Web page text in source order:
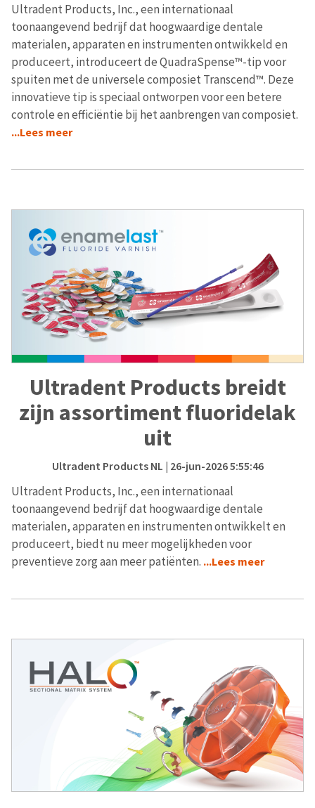
Ultradent Products, Inc., een internationaal
toonaangevend bedrijf dat hoogwaardige dentale
materialen, apparaten en instrumenten ontwikkeld en
produceert, introduceert de QuadraSpense™-tip voor
spuiten met de universele composiet Transcend™. Deze
innovatieve tip is speciaal ontworpen voor een betere
controle en efficiëntie bij het aanbrengen van composiet.
...Lees meer
Ultradent Products breidt
zijn assortiment fluoridelak
uit
Ultradent Products NL | 26-jun-2026 5:55:46
Ultradent Products, Inc., een internationaal
toonaangevend bedrijf dat hoogwaardige dentale
materialen, apparaten en instrumenten ontwikkelt en
produceert, biedt nu meer mogelijkheden voor
preventieve zorg aan meer patiënten. ...Lees meer